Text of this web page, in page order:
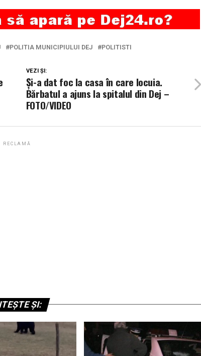
POLITIA MUNICIPIULUI DEJ POLITISTI
VEZI ȘI:
Și-a dat foc la casa în care locuia.
Bărbatul a ajuns la spitalul din Dej –
FOTO/VIDEO
RECLAMĂ
ȘI: